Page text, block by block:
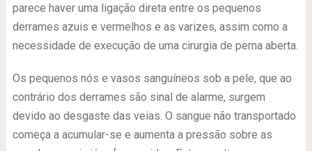
parece haver uma ligação direta entre os pequenos
derrames azuis e vermelhos e as varizes, assim como a
necessidade de execução de uma cirurgia de perna aberta.
Os pequenos nós e vasos sanguíneos sob a pele, que ao
contrário dos derrames são sinal de alarme, surgem
devido ao desgaste das veias. O sangue não transportado
começa a acumular-se e aumenta a pressão sobre as